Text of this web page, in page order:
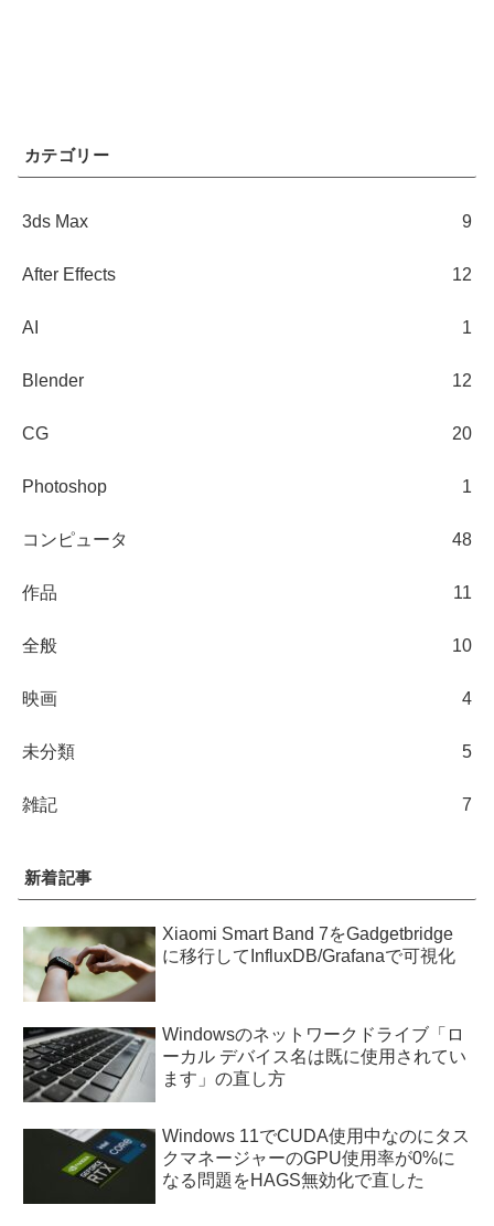
カテゴリー
3ds Max 9
After Effects 12
AI 1
Blender 12
CG 20
Photoshop 1
コンピュータ 48
作品 11
全般 10
映画 4
未分類 5
雑記 7
新着記事
Xiaomi Smart Band 7をGadgetbridge
に移行してInfluxDB/Grafanaで可視化
Windowsのネットワークドライブ「ロ
ーカル デバイス名は既に使用されてい
ます」の直し方
Windows 11でCUDA使用中なのにタス
クマネージャーのGPU使用率が0%に
なる問題をHAGS無効化で直した